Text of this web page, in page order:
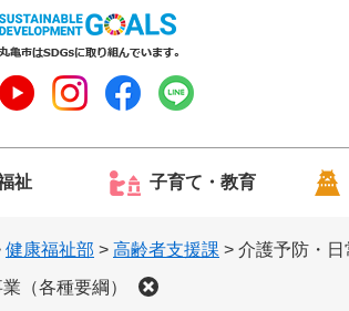
祉 子育て・教育
健康福祉部 > 高齢者支援課 > 介護予防・日
（各種要綱）